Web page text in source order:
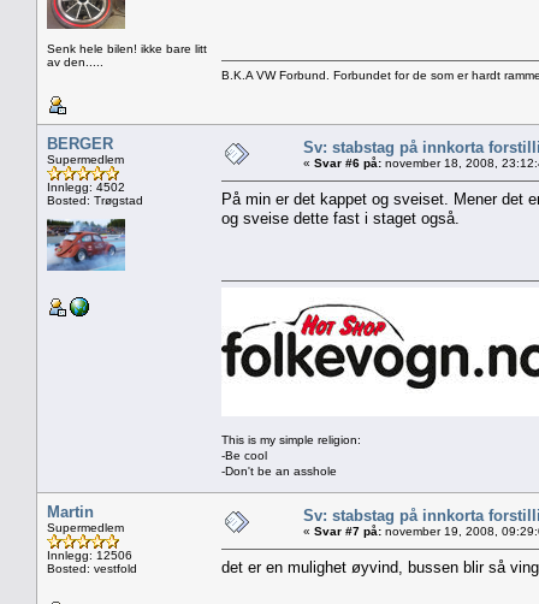
Senk hele bilen! ikke bare litt
av den.....
B.K.A VW Forbund. Forbundet for de som er hardt
BERGER
Supermedlem
Innlegg: 4502
Bosted: Trøgstad
Sv: stabstag på innkorta
« Svar #6 på: november 18, 2008,
På min er det kappet og sveiset. Mener det
og sveise dette fast i staget også.
This is my simple religion:
-Be cool
-Don't be an asshole
Martin
Supermedlem
Innlegg: 12506
Bosted: vestfold
Sv: stabstag på innkorta
« Svar #7 på: november 19, 2008,
det er en mulighet øyvind, bussen blir så